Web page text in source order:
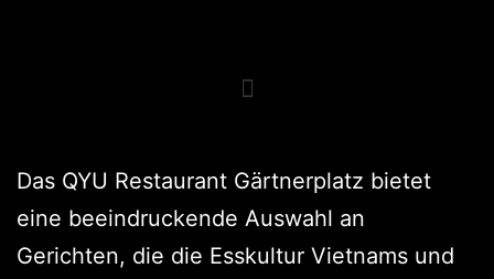
Das QYU Restaurant Gärtnerplatz bietet
eine beeindruckende Auswahl an
Gerichten, die die Esskultur Vietnams und